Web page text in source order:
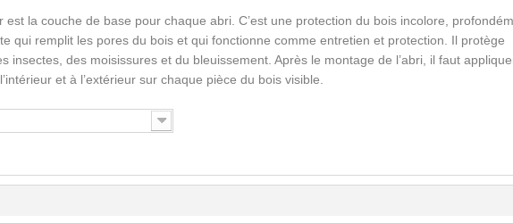
est la couche de base pour chaque abri. C’est une protection du bois incolore,
qui remplit les pores du bois et qui fonctionne comme entretien et protection. Il protège
insectes, des moisissures et du bleuissement. Après le montage de l’abri, il faut
et à l’extérieur sur chaque pièce du bois visible.